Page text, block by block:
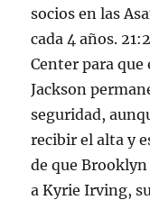
socios en las
cada 4 años.
Center para que
Jackson
seguridad,
recibir el alta y
de que
a Kyrie Irving,